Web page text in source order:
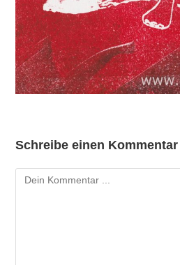
Schreibe einen Kommentar